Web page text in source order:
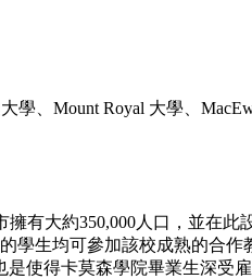
學、Mount Royal 大學、
有大約350,000人口，並在此
學生均可參加該校成熟的合
使得卡莫森學院畢業生深受雇